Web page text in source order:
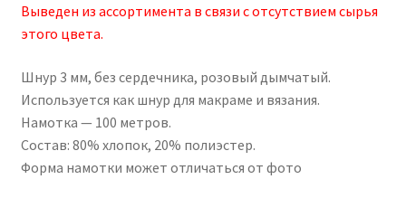
Выведен из ассортимента в связи с отсутствием сырья
этого цвета.
Шнур 3 мм, без сердечника, розовый дымчатый.
Используется как шнур для макраме и вязания.
Намотка — 100 метров.
Состав: 80% хлопок, 20% полиэстер.
Форма намотки может отличаться от фото